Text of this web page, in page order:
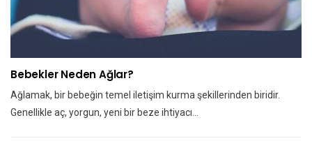
Bebekler Neden Ağlar?
Ağlamak, bir bebeğin temel iletişim kurma şekillerinden biridir.
Genellikle aç, yorgun, yeni bir beze ihtiyacı…